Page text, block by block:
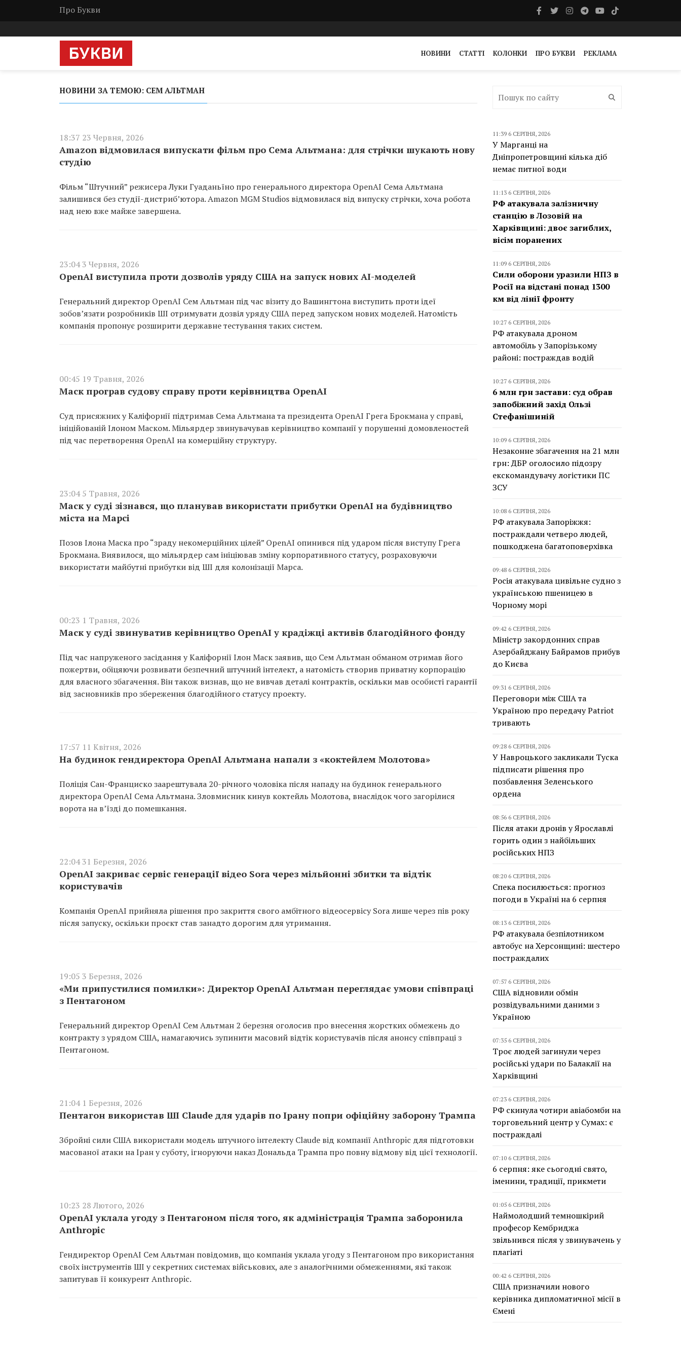
Про Букви
НОВИНИ СТАТТІ КОЛОНКИ ПРО БУКВИ РЕКЛАМА
НОВИНИ ЗА ТЕМОЮ: СЕМ АЛЬТМАН
18:37 23 Червня, 2026
Amazon відмовилася випускати фільм про Сема Альтмана: для стрічки шукають нову
студію
Фільм “Штучний” режисера Луки Гуаданьїно про генерального директора OpenAI Сема Альтмана
залишився без студії-дистриб’ютора. Amazon MGM Studios відмовилася від випуску стрічки, хоча робота
над нею вже майже завершена.
23:04 3 Червня, 2026
OpenAI виступила проти дозволів уряду США на запуск нових AI-моделей
Генеральний директор OpenAI Сем Альтман під час візиту до Вашингтона виступить проти ідеї
зобов’язати розробників ШІ отримувати дозвіл уряду США перед запуском нових моделей. Натомість
компанія пропонує розширити державне тестування таких систем.
00:45 19 Травня, 2026
Маск програв судову справу проти керівництва OpenAI
Суд присяжних у Каліфорнії підтримав Сема Альтмана та президента OpenAI Грега Брокмана у справі,
ініційованій Ілоном Маском. Мільярдер звинувачував керівництво компанії у порушенні домовленостей
під час перетворення OpenAI на комерційну структуру.
23:04 5 Травня, 2026
Маск у суді зізнався, що планував використати прибутки OpenAI на будівництво
міста на Марсі
Позов Ілона Маска про “зраду некомерційних цілей” OpenAI опинився під ударом після виступу Грега
Брокмана. Виявилося, що мільярдер сам ініціював зміну корпоративного статусу, розраховуючи
використати майбутні прибутки від ШІ для колонізації Марса.
00:23 1 Травня, 2026
Маск у суді звинуватив керівництво OpenAI у крадіжці активів благодійного фонду
Під час напруженого засідання у Каліфорнії Ілон Маск заявив, що Сем Альтман обманом отримав його
пожертви, обіцяючи розвивати безпечний штучний інтелект, а натомість створив приватну корпорацію
для власного збагачення. Він також визнав, що не вивчав деталі контрактів, оскільки мав особисті гарантії
від засновників про збереження благодійного статусу проекту.
17:57 11 Квітня, 2026
На будинок гендиректора OpenAI Альтмана напали з «коктейлем Молотова»
Поліція Сан-Франциско заарештувала 20-річного чоловіка після нападу на будинок генерального
директора OpenAI Сема Альтмана. Зловмисник кинув коктейль Молотова, внаслідок чого загорілися
ворота на в’їзді до помешкання.
22:04 31 Березня, 2026
OpenAI закриває сервіс генерації відео Sora через мільйонні збитки та відтік
користувачів
Компанія OpenAI прийняла рішення про закриття свого амбітного відеосервісу Sora лише через пів року
після запуску, оскільки проєкт став занадто дорогим для утримання.
19:05 3 Березня, 2026
«Ми припустилися помилки»: Директор OpenAI Альтман переглядає умови співпраці
з Пентагоном
Генеральний директор OpenAI Сем Альтман 2 березня оголосив про внесення жорстких обмежень до
контракту з урядом США, намагаючись зупинити масовий відтік користувачів після анонсу співпраці з
Пентагоном.
21:04 1 Березня, 2026
Пентагон використав ШІ Claude для ударів по Ірану попри офіційну заборону Трампа
Збройні сили США використали модель штучного інтелекту Claude від компанії Anthropic для підготовки
масованої атаки на Іран у суботу, ігноруючи наказ Дональда Трампа про повну відмову від цієї технології.
10:23 28 Лютого, 2026
OpenAI уклала угоду з Пентагоном після того, як адміністрація Трампа заборонила
Anthropic
Гендиректор OpenAI Сем Альтман повідомив, що компанія уклала угоду з Пентагоном про використання
своїх інструментів ШІ у секретних системах військових, але з аналогічними обмеженнями, які також
запитував її конкурент Anthropic.
11:39 6 СЕРПНЯ, 2026
У Марганці на
Дніпропетровщині кілька діб
немає питної води
11:13 6 СЕРПНЯ, 2026
РФ атакувала залізничну
станцію в Лозовій на
Харківщині: двоє загиблих,
вісім поранених
11:09 6 СЕРПНЯ, 2026
Сили оборони уразили НПЗ в
Росії на відстані понад 1300
км від лінії фронту
10:27 6 СЕРПНЯ, 2026
РФ атакувала дроном
автомобіль у Запорізькому
районі: постраждав водій
10:27 6 СЕРПНЯ, 2026
6 млн грн застави: суд обрав
запобіжний захід Ользі
Стефанішиній
10:09 6 СЕРПНЯ, 2026
Незаконне збагачення на 21 млн
грн: ДБР оголосило підозру
екскомандувачу логістики ПС
ЗСУ
10:08 6 СЕРПНЯ, 2026
РФ атакувала Запоріжжя:
постраждали четверо людей,
пошкоджена багатоповерхівка
09:48 6 СЕРПНЯ, 2026
Росія атакувала цивільне судно з
українською пшеницею в
Чорному морі
09:42 6 СЕРПНЯ, 2026
Міністр закордонних справ
Азербайджану Байрамов прибув
до Києва
09:31 6 СЕРПНЯ, 2026
Переговори між США та
Україною про передачу Patriot
тривають
09:28 6 СЕРПНЯ, 2026
У Навроцького закликали Туска
підписати рішення про
позбавлення Зеленського
ордена
08:56 6 СЕРПНЯ, 2026
Після атаки дронів у Ярославлі
горить один з найбільших
російських НПЗ
08:20 6 СЕРПНЯ, 2026
Спека посилюється: прогноз
погоди в Україні на 6 серпня
08:13 6 СЕРПНЯ, 2026
РФ атакувала безпілотником
автобус на Херсонщині: шестеро
постраждалих
07:57 6 СЕРПНЯ, 2026
США відновили обмін
розвідувальними даними з
Україною
07:35 6 СЕРПНЯ, 2026
Троє людей загинули через
російські удари по Балаклії на
Харківщині
07:23 6 СЕРПНЯ, 2026
РФ скинула чотири авіабомби на
торговельний центр у Сумах: є
постраждалі
07:10 6 СЕРПНЯ, 2026
6 серпня: яке сьогодні свято,
іменини, традиції, прикмети
01:05 6 СЕРПНЯ, 2026
Наймолодший темношкірий
професор Кембриджа
звільнився після у звинувачень у
плагіаті
00:42 6 СЕРПНЯ, 2026
США призначили нового
керівника дипломатичної місії в
Ємені